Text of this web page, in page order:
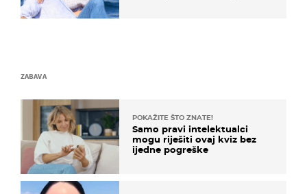
ZABAVA
POKAŽITE ŠTO ZNATE!
Samo pravi intelektualci
mogu riješiti ovaj kviz bez
ijedne pogreške